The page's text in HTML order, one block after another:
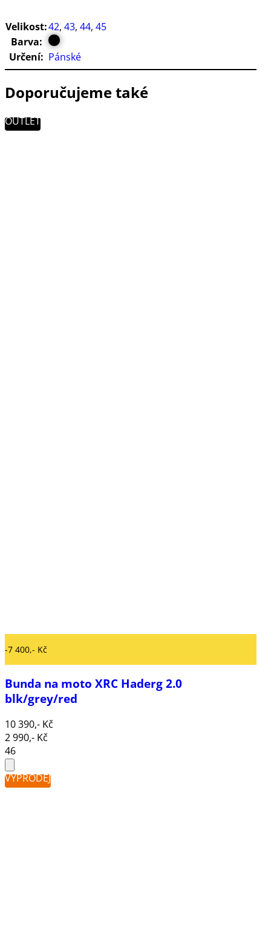
Velikost:42, 43, 44, 45
Barva:
Určení: Pánské
Doporučujeme také
OUTLET
-7 400,- Kč
Bunda na moto XRC Haderg 2.0
blk/grey/red
10 390,- Kč
2 990,- Kč
46
VÝPRODEJ